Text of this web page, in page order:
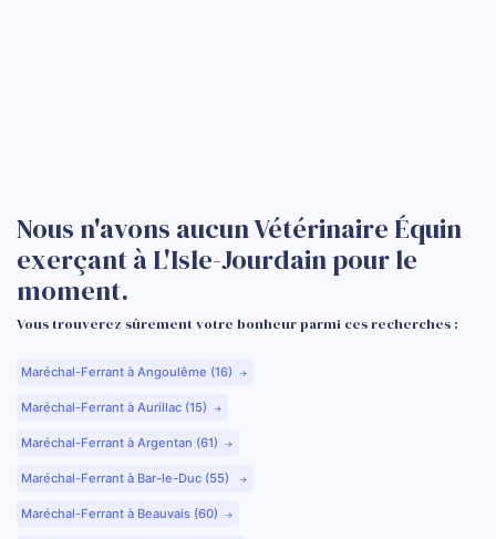
Nous n'avons aucun Vétérinaire Équin
exerçant à L'Isle-Jourdain pour le
moment.
Vous trouverez sûrement votre bonheur parmi ces recherches :
Maréchal-Ferrant à Angoulême (16)
Maréchal-Ferrant à Aurillac (15)
Maréchal-Ferrant à Argentan (61)
Maréchal-Ferrant à Bar-le-Duc (55)
Maréchal-Ferrant à Beauvais (60)